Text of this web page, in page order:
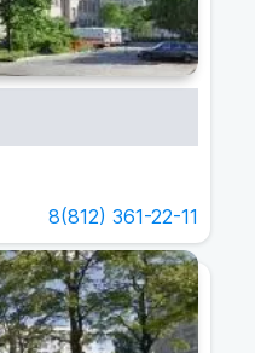
8(812) 361-22-11